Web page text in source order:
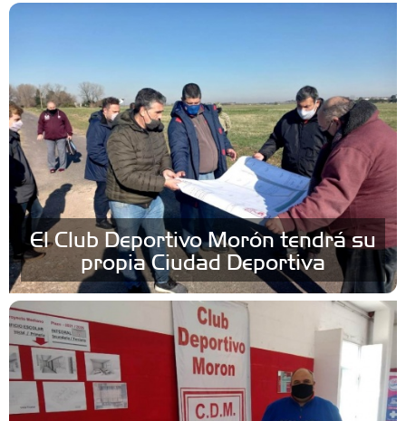
El Club Deportivo Morón tendrá su
propia Ciudad Deportiva